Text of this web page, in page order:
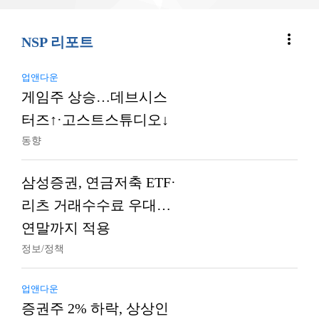
NSP 리포트 more_vert
업앤다운
게임주 상승…데브시스
터즈↑·고스트스튜디오↓
동향
삼성증권, 연금저축 ETF·
리츠 거래수수료 우대…
연말까지 적용
정보/정책
업앤다운
증권주 2% 하락, 상상인